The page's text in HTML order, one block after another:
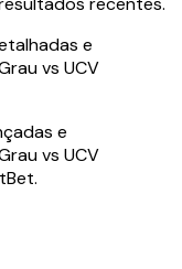
e
vs UCV
e
vs UCV